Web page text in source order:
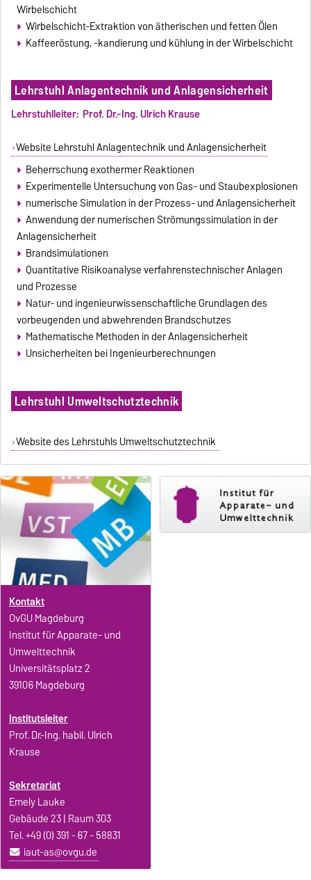
Wirbelschicht
Wirbelschicht-Extraktion von ätherischen und fetten Ölen
Kaffeeröstung, -kandierung und kühlung in der Wirbelschicht
Lehrstuhl Anlagentechnik und Anlagensicherheit
Lehrstuhlleiter: Prof. Dr.-Ing. Ulrich Krause
Website Lehrstuhl Anlagentechnik und Anlagensicherheit
Beherrschung exothermer Reaktionen
Experimentelle Untersuchung von Gas- und Staubexplosionen
numerische Simulation in der Prozess- und Anlagensicherheit
Anwendung der numerischen Strömungssimulation in der
Anlagensicherheit
Brandsimulationen
Quantitative Risikoanalyse verfahrenstechnischer Anlagen
und Prozesse
Natur- und ingenieurwissenschaftliche Grundlagen des
vorbeugenden und abwehrenden Brandschutzes
Mathematische Methoden in der Anlagensicherheit
Unsicherheiten bei Ingenieurberechnungen
Lehrstuhl Umweltschutztechnik
Website des Lehrstuhls Umweltschutztechnik
Kontakt
OvGU Magdeburg
Institut für Apparate- und
Umwelttechnik
Universitätsplatz 2
39106 Magdeburg
Institutsleiter
Prof. Dr.-Ing. habil. Ulrich
Krause
Sekretariat
Emely Lauke
Gebäude 23 | Raum 303
Tel. +49 (0) 391 - 67 - 58831
iaut-as@ovgu.de